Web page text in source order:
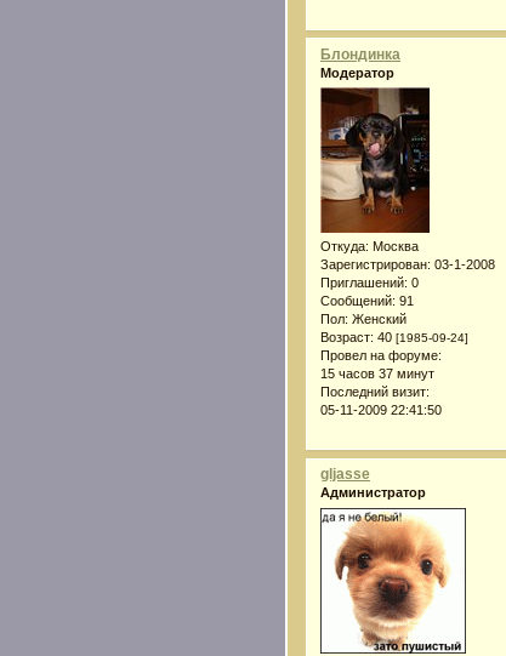
Блондинка
Модератор
Откуда: Москва
Зарегистрирован: 03-1-2008
Приглашений: 0
Сообщений: 91
Пол: Женский
Возраст: 40 [1985-09-24]
Провел на форуме:
15 часов 37 минут
Последний визит:
05-11-2009 22:41:50
gljasse
Администратор